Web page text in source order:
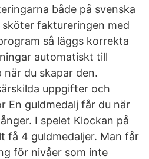
både på svenska
faktureringen med
så läggs korrekta
automatiskt till
du skapar den.
uppgifter och
En guldmedalj får du när
I spelet Klockan på
få 4 guldmedaljer. Man får
för nivåer som inte